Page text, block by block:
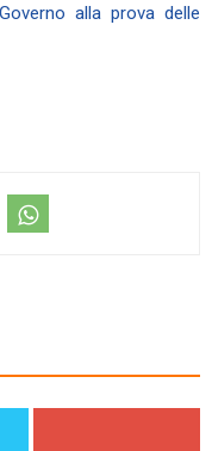
alla prova delle